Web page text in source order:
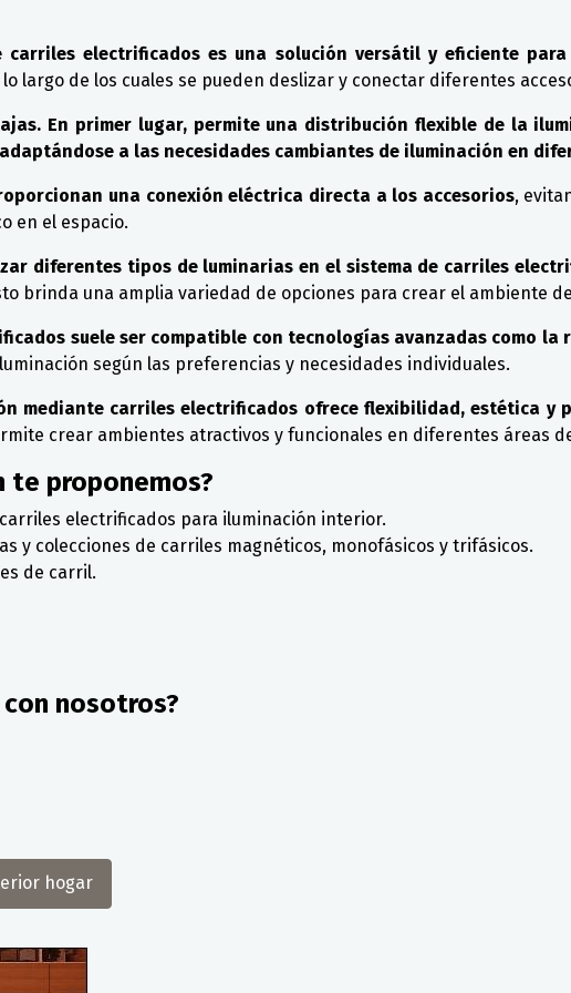
carriles electrificados es una solución versátil y eficiente
largo de los cuales se pueden deslizar y conectar diferentes
En primer lugar, permite una distribución flexible de la
a las necesidades cambiantes de iluminación en
una conexión eléctrica directa a los accesorios,
en el espacio.
diferentes tipos de luminarias en el sistema de carriles
brinda una amplia variedad de opciones para crear el ambiente
suele ser compatible con tecnologías avanzadas como
según las preferencias y necesidades individuales.
mediante carriles electrificados ofrece flexibilidad, estética
crear ambientes atractivos y funcionales en diferentes áreas
te proponemos?
electrificados para iluminación interior.
y colecciones de carriles magnéticos, monofásicos y trifásicos.
de carril.
nosotros?
hogar